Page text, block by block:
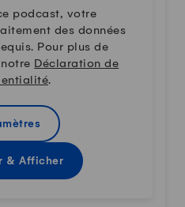
podcast, votre
des données
Pour plus de
Déclaration de
.
& Afficher